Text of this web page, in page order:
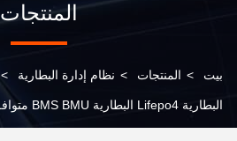
المنتجات
بيت > المنتجات > نظام إدارة البطارية >